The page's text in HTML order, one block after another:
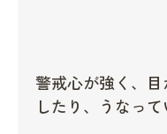
警戒心が強く、
したり、うなって